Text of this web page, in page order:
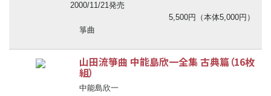
2000/11/21発売
5,500円（本体5,000円）
箏曲
山田流箏曲 中能島欣一全集 古典篇（16枚
組）
中能島欣一